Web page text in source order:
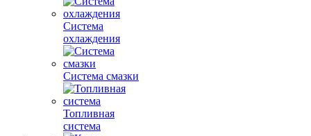
Система
охлаждения
Система смазки
Топливная
система